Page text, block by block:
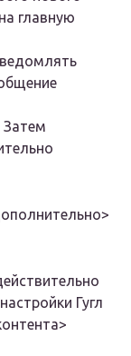
главную
Гугл